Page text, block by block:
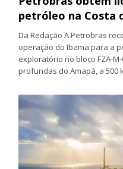
petróleo na Costa
Da Redação A Petrobras
operação do Ibama para a
exploratório no bloco FZA-
profundas do Amapá, a 500